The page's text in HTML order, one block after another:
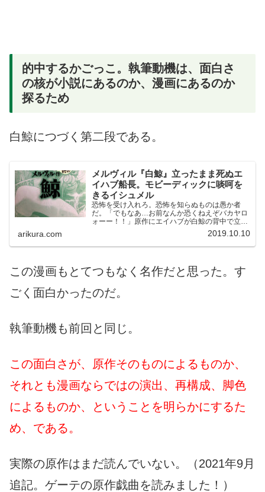
的中するかごっこ。執筆動機は、面白さ
の核が小説にあるのか、漫画にあるのか
探るため
白鯨につづく第二段である。
メルヴィル『白鯨』立ったまま死ぬエ
イハブ船長。モビーディックに啖呵を
きるイシュメル
恐怖を受け入れろ。恐怖を知らぬものは愚か者
だ。「でもなあ…お前なんか恐くねえぞバカヤロ
ォーー！！」原作にエイハブが白鯨の背中で立っ
たまま死ぬようなシーンはない。イーストプレス
arikura.com 2019.10.10
この漫画もとてつもなく名作だと思った。す
ごく面白かったのだ。
執筆動機も前回と同じ。
この面白さが、原作そのものによるものか、
それとも漫画ならではの演出、再構成、脚色
によるものか、ということを明らかにするた
め、である。
実際の原作はまだ読んでいない。（2021年9月
追記。ゲーテの原作戯曲を読みました！）